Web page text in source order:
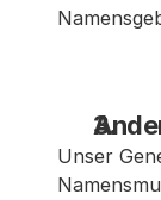
Unser